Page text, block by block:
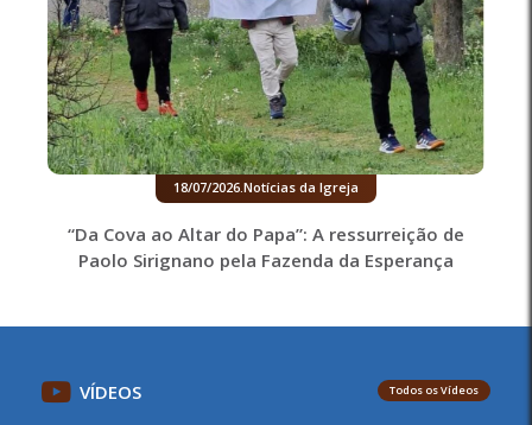
18/07/2026 Notícias da Igreja
“Da Cova ao Altar do Papa”: A ressurreição de
Paolo Sirignano pela Fazenda da Esperança
VÍDEOS Todos os Vídeos